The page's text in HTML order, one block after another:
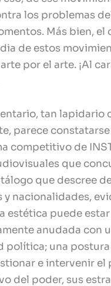
los problemas
Más bien, el
de estos
por el arte. ¡Al
tan lapidario
parece constatarse
competitivo de
que
que descree
y nacionalidades,
estética puede estar
anudada con
política; una
e intervenir el
del poder, sus